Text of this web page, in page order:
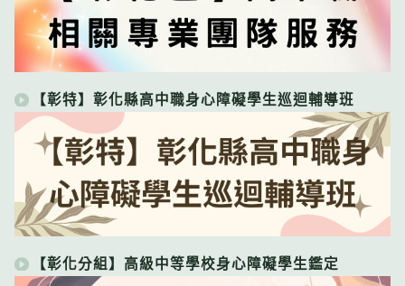
【彰特】彰化縣高中職身心障礙學生巡迴輔導班
【彰化分組】高級中等學校身心障礙學生鑑定